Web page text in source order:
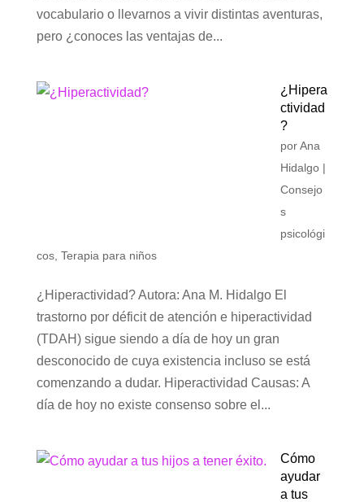
vocabulario o llevarnos a vivir distintas aventuras,
pero ¿conoces las ventajas de...
¿Hipera
ctividad
?
porAna
Hidalgo|
Consejo
s
psicológi
cos, Terapia para niños
¿Hiperactividad? Autora: Ana M. Hidalgo El
trastorno por déficit de atención e hiperactividad
(TDAH) sigue siendo a día de hoy un gran
desconocido de cuya existencia incluso se está
comenzando a dudar. Hiperactividad Causas: A
día de hoy no existe consenso sobre el...
Cómo
ayudar
a tus